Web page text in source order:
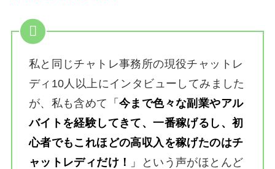
私と同じチャトレ事務所の現役チャットレ
ディ10人以上にインタビューしてみました
が、私も含めて
「今まで色々な副業やアル
バイトを経験してきて、一番稼げるし、初
心者でもこれほどの高収入を稼げたのはチ
ャットレディだけ！
」
という声がほとんど